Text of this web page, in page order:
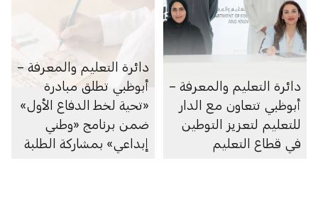
دائرة التعليم والمعرفة –
أبوظبي تتعاون مع الدار
للتعليم لتعزيز التوطين
في قطاع التعليم
دائرة التعليم والمعرفة –
أبوظبي تطلق مبادرة
«تحية لخط الدفاع الأول»
ضمن برنامج «وطني
إبداعي» بمشاركة الطلبة